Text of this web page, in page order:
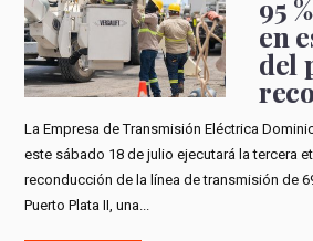
95
en
del
La Empresa de Transmisión Eléctrica
este sábado 18 de julio ejecutará la tercera
reconducción de la línea de transmisión de
Puerto Plata II, una...